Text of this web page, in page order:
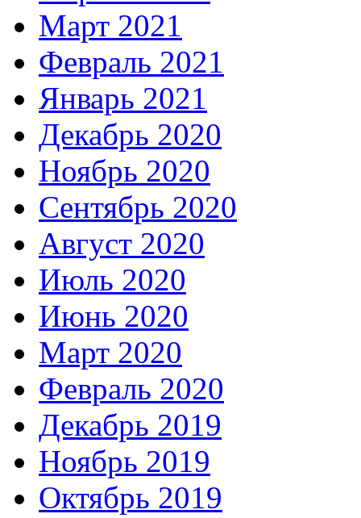
Март 2021
Февраль 2021
Январь 2021
Декабрь 2020
Ноябрь 2020
Сентябрь 2020
Август 2020
Июль 2020
Июнь 2020
Март 2020
Февраль 2020
Декабрь 2019
Ноябрь 2019
Октябрь 2019